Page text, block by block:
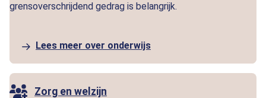
grensoverschrijdend gedrag is belangrijk.
Lees meer over onderwijs
Zorg en welzijn